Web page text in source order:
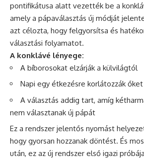
pontifikátusa alatt vezették be a
amely a pápaválasztás új módját
azt célozta, hogy felgyorsítsa és
választási folyamatot.
A konklávé lényege:
A bíborosokat elzárják a külvilágtól
Napi egy étkezésre korlátozzák őket
A választás addig tart, amíg
nem választanak új pápát
Ez a rendszer jelentős nyomást
hogy gyorsan hozzanak döntést. És
után, ez az új rendszer első igazi